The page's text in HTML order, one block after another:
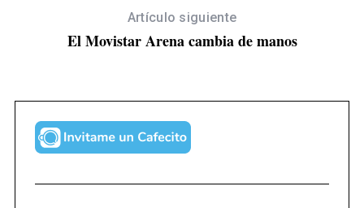
Artículo siguiente
El Movistar Arena cambia de manos
S
e
a
r